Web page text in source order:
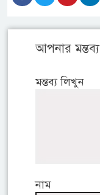
আপনার মন্তব্য
মন্তব্য লিখুন
নাম